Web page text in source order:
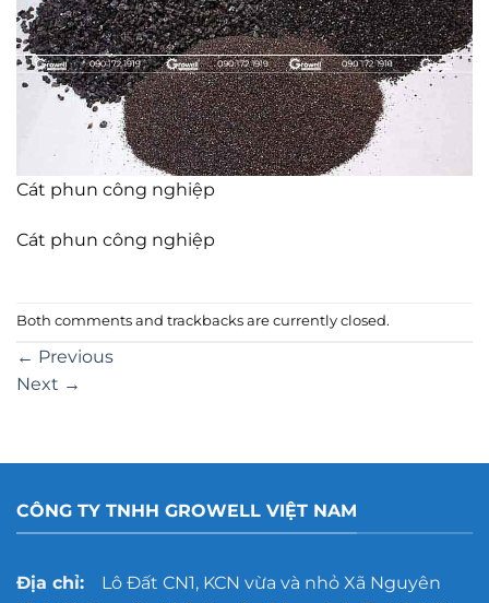
Cát phun công nghiệp
Cát phun công nghiệp
Both comments and trackbacks are currently closed.
← Previous
Next →
CÔNG TY TNHH GROWELL VIỆT NAM
Địa chỉ:Lô Đất CN1, KCN vừa và nhỏ Xã Nguyên